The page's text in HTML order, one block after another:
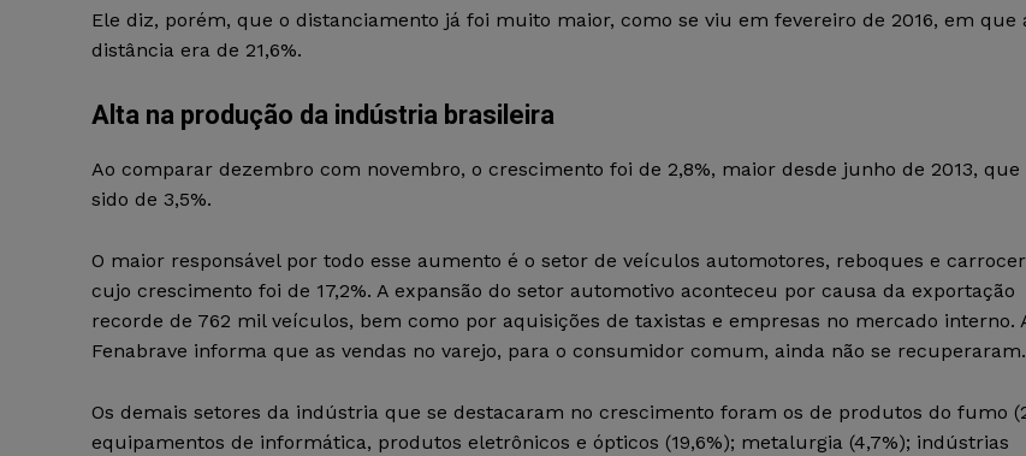
Ele diz, porém, que o distanciamento já foi muito maior, como se viu em fevereiro de 2016, em que
distância era de 21,6%.
Alta na produção da indústria brasileira
Ao comparar dezembro com novembro, o crescimento foi de 2,8%, maior desde junho de 2013, que
sido de 3,5%.
O maior responsável por todo esse aumento é o setor de veículos automotores, reboques e
cujo crescimento foi de 17,2%. A expansão do setor automotivo aconteceu por causa da exportação
recorde de 762 mil veículos, bem como por aquisições de taxistas e empresas no mercado interno.
Fenabrave informa que as vendas no varejo, para o consumidor comum, ainda não se recuperaram.
Os demais setores da indústria que se destacaram no crescimento foram os de produtos do fumo
equipamentos de informática, produtos eletrônicos e ópticos (19,6%); metalurgia (4,7%); indústrias